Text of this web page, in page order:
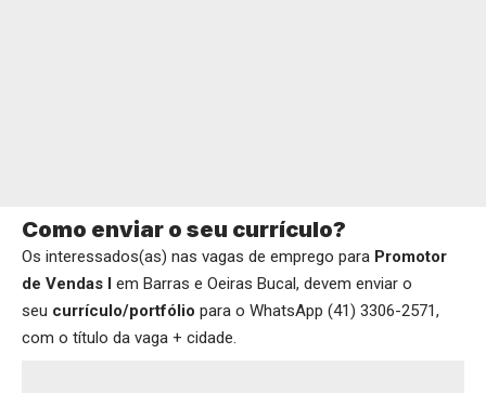
Como enviar o seu currículo?
Os interessados(as) nas vagas de emprego para Promotor
de Vendas I em Barras e Oeiras Bucal, devem enviar o
seu currículo/portfólio para o WhatsApp (41) 3306-2571,
com o título da vaga + cidade.